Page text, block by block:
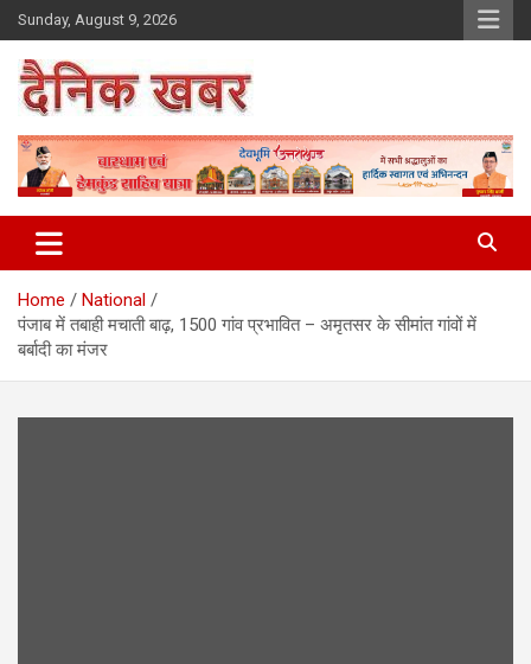
Skip
to
content
Sunday, August 9, 2026
Dainikkhabar.in – Uttarakhand
Daily Hindi News Website
Home
National
पंजाब में तबाही मचाती बाढ़, 1500 गांव प्रभावित – अमृतसर के सीमांत गांवों में
बर्बादी का मंजर